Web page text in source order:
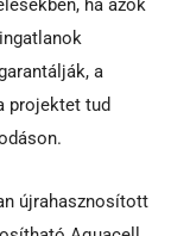
ha azok
a
projektet tud
újrahasznosított